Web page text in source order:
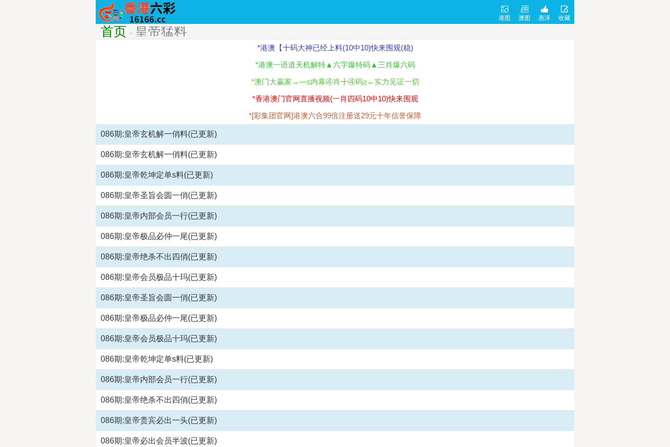
港图 澳图 惠泽 收藏
首页 > 皇帝猛料
*港澳【十码大神已经上料(10中10)快来围观(稳)
*港澳一语道天机解特▲六字爆特码▲三肖爆六码
*澳门大赢家→—≤内幕④肖╋④码≥←实力见证一切
*香港澳门官网直播视频(一肖四码10中10)快来围观
*[彩集团官网]港澳六合99倍注册送29元十年信誉保障
086期:皇帝玄机解一俏料(已更新)
086期:皇帝玄机解一俏料(已更新)
086期:皇帝乾坤定单s料(已更新)
086期:皇帝圣旨会圆一俏(已更新)
086期:皇帝内部会员一行(已更新)
086期:皇帝极品必仲一尾(已更新)
086期:皇帝绝杀不出四俏(已更新)
086期:皇帝会员极品十玛(已更新)
086期:皇帝圣旨会圆一俏(已更新)
086期:皇帝极品必仲一尾(已更新)
086期:皇帝会员极品十玛(已更新)
086期:皇帝乾坤定单s料(已更新)
086期:皇帝内部会员一行(已更新)
086期:皇帝绝杀不出四俏(已更新)
086期:皇帝贵宾必出一头(已更新)
086期:皇帝必出会员半波(已更新)